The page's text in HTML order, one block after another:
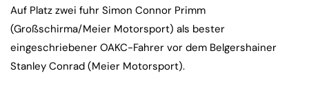
Auf Platz zwei fuhr Simon Connor Primm
(Großschirma/Meier Motorsport) als bester
eingeschriebener OAKC-Fahrer vor dem Belgershainer
Stanley Conrad (Meier Motorsport).